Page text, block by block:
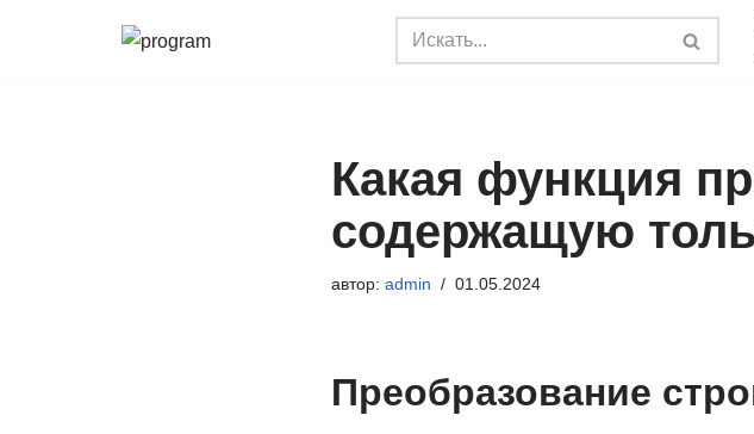
Какая функция
содержащую
автор: admin 01.05.2024
Преобразование